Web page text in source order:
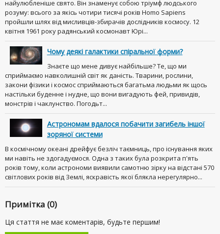
найулюбленіше свято. Він знаменує собою тріумф людського
розуму: всього за якісь чотири тисячі років Homo Sapiens
пройшли шлях від мисливців-збирачів дослідників космосу. 12
квітня 1961 року радянський космонавт Юрі...
Чому деякі галактики спіральної форми?
Знаєте що мене дивує найбільше? Те, що ми
сприймаємо навколишній світ як даність. Тварини, рослини,
закони фізики і космос сприймаються багатьма людьми як щось
настільки буденне і нудне, що вони вигадують фей, привидів,
монстрів і чаклунство. Погодьт...
Астрономам вдалося побачити загибель іншої
зоряної системи
В космічному океані дрейфує безліч таємниць, про існування яких
ми навіть не здогадуємося. Одна з таких була розкрита п'ять
років тому, коли астрономи виявили самотню зірку на відстані 570
світлових років від Землі, яскравість якої блякла нерегулярно...
Примітка (0)
Ця стаття не має коментарів, будьте першим!